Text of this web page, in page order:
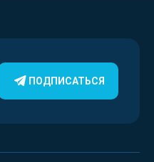
ПОДПИСАТЬСЯ